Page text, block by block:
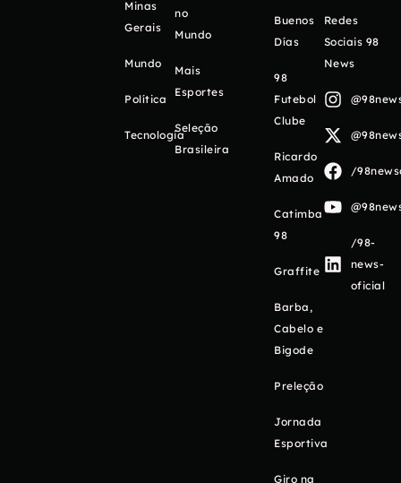
Minas
Gerais
Mundo
Política
Tecnologia
no
Mundo
Mais
Esportes
Seleção
Brasileira
Buenos
Días
98
Futebol
Clube
Ricardo
Amado
Catimba
98
Graffite
Barba,
Cabelo e
Bigode
Preleção
Jornada
Esportiva
Giro na
Redes
Sociais 98
News
/
/98-
news-
oficial